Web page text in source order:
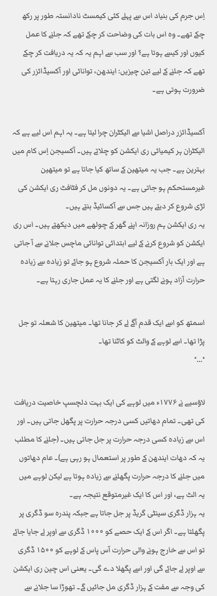
اِس جرم کی بنیاد اس سے پہلے کئی کیمسٹ نادانستہ طور پر رکھ
چکے تھے۔ وہ اس بات کی وضاحت کر چکے تھے کہ جلنے کا عمل
کیوں اور کیسے ہوتا ہے؟ اور سب سے اہم یہ کہ یہ دریافت کر چکے
تھے کہ جلنے کے لیے تین چیزیں: ایندھن، توانائی اور آکسیڈائزر کی
ضرورت ہوتی ہے۔
آکسیڈائزر دراصل اشیا سے الیکٹران چرا لیتا ہے۔ یہ اہم اس لیے ہے کہ
الیکٹران ہر کیمیائی ری ایکشن کو چلاتے ہیں۔ آکسیجن اِس کام میں
بہترین ہے۔ جب یہ میتھین کے ساتھ کیا جاتا ہے تو میتھین
غیرمستحکم ہو جاتی ہے۔ یہ دونوں مل کر فٹافٹ ری ایکشن کی
لڑی شروع کر دیتے ہیں جس سے آکسائیڈ بنتے ہیں۔
یہ ری ایکشن ہم روزانہ اپنے گھر کے چولھے میں دیکھتے ہیں۔ اس ری
ایکشن کو شروع کرنے کے لیے ابتدائی توانائی ماچس جلانے سے آ جاتی
ہے اور ایک بار آکسیجن کا حملہ شروع ہو جائے تو زیادہ سے زیادہ
حرارت آزاد ہونے لگتی ہے اور جلنے کا یہ عمل جاری رہتا ہے۔
اسمتھ کو اسے ایک قدم آگے لے کر جانا تھا۔ میتھین کا شعلہ تو جل
پڑا تھا۔ اسے لوہے کے والٹ کو کاٹنا تھا۔
٭…٭
لاؤسیے نے ۱۷۷۶ء میں لوہے کی ایک بہت دلچسپ خاصیت دریافت
کی تھی۔ تمام دھاتیں کسی درجہ حرارت پر پگھل جاتی ہیں۔ اور
اس سے زیادہ کسی درجہ حرارت پر جل جاتی ہیں۔ (جلنے کا مطلب
یہ کہ دھات ایندھن کے طور پر استعمال ہو رہی ہے)۔ عام دھاتوں
میں جلنے کا درجہ حرارت پگھلنے سے زیادہ ہوتا ہے لیکن لوہے میں
یہ الٹ ہے، اور اس کا ایک غیرمتوقع نتیجہ ہے۔
یہ ہزار ڈگری سینٹی گریڈ پر جل جاتا ہے جبکہ پندرہ سو ڈگری پر
پگھلتا ہے۔ اگر اس کے ایک حصے کو ۱۰۰۰ ڈگری سے اوپر لے جایا جائے
تو اس سے خارج ہونے والی حرارت آس پاس کے لوہے کو ۱۵۰۰ ڈگری
سے اوپر لے جائے گی اور اسے پگھلا دے گی۔ یعنی اس چین ری ایکشن
کی وجہ سے مفت کے ہزار ڈگری مل جائیں گے۔ تھوڑا سا جلانے سے